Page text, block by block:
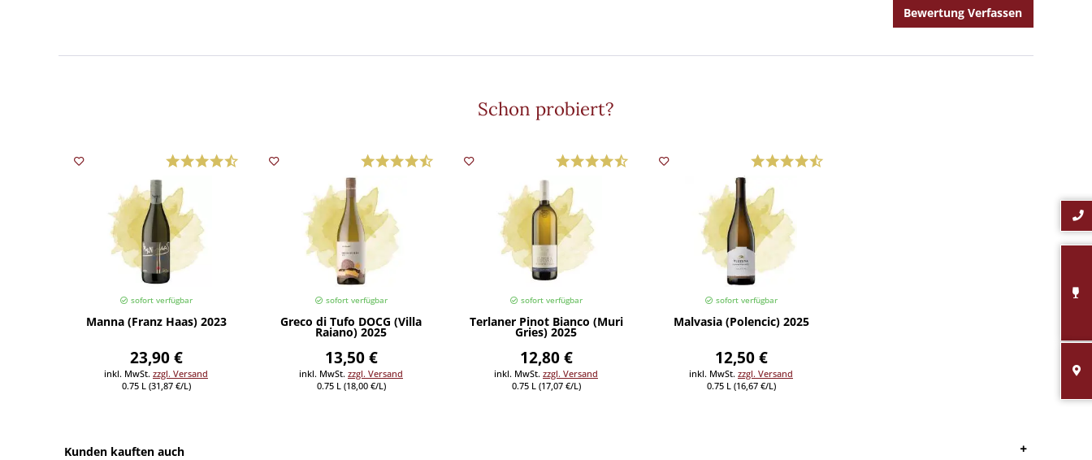
Bewertung Verfassen
Schon probiert?
sofort verfügbar
Manna (Franz Haas) 2023
23,90 €
inkl. MwSt. zzgl. Versand
0.75 L (31,87 €/L)
sofort verfügbar
Greco di Tufo DOCG (Villa
Raiano) 2025
13,50 €
inkl. MwSt. zzgl. Versand
0.75 L (18,00 €/L)
sofort verfügbar
Terlaner Pinot Bianco (Muri
Gries) 2025
12,80 €
inkl. MwSt. zzgl. Versand
0.75 L (17,07 €/L)
sofort verfügbar
Malvasia (Polencic) 2025
12,50 €
inkl. MwSt. zzgl. Versand
0.75 L (16,67 €/L)
Kunden kauften auch